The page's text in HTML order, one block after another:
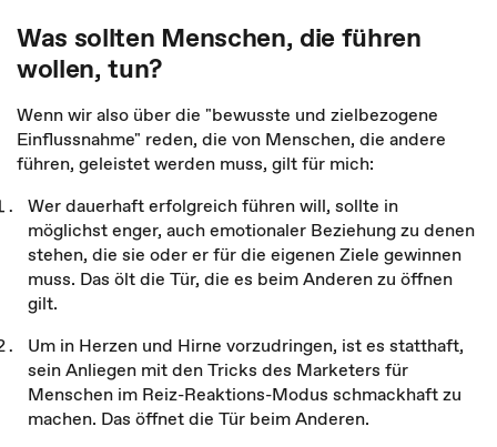
Was sollten Menschen, die führen
wollen, tun?
Wenn wir also über die "bewusste und zielbezogene
Einflussnahme" reden, die von Menschen, die andere
führen, geleistet werden muss, gilt für mich:
Wer dauerhaft erfolgreich führen will, sollte in
möglichst enger, auch emotionaler Beziehung zu denen
stehen, die sie oder er für die eigenen Ziele gewinnen
muss. Das ölt die Tür, die es beim Anderen zu öffnen
gilt.
Um in Herzen und Hirne vorzudringen, ist es statthaft,
sein Anliegen mit den Tricks des Marketers für
Menschen im Reiz-Reaktions-Modus schmackhaft zu
machen. Das öffnet die Tür beim Anderen.